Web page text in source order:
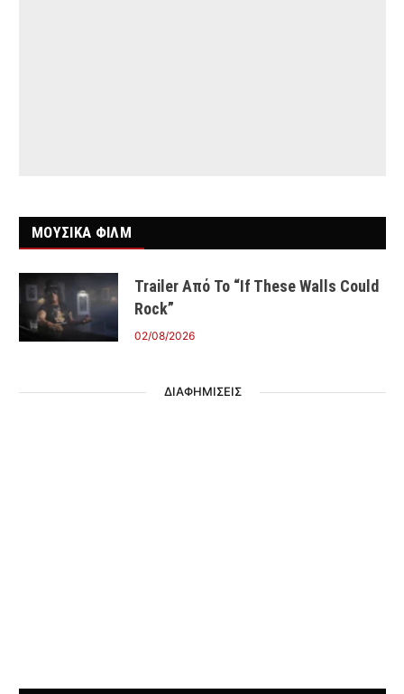
ΜΟΥΣΙΚΑ ΦΙΛΜ
Trailer Από Το “If These Walls Could
Rock”
02/08/2026
ΔΙΑΦΗΜΙΣΕΙΣ